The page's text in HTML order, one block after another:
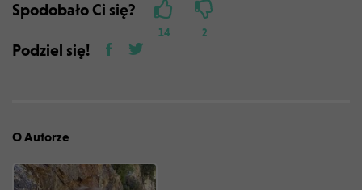
Spodobało Ci się?
14 2
Podziel się!
O Autorze